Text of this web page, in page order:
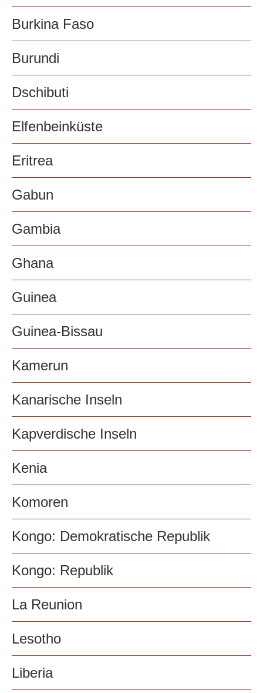
Burkina Faso
Burundi
Dschibuti
Elfenbeinküste
Eritrea
Gabun
Gambia
Ghana
Guinea
Guinea-Bissau
Kamerun
Kanarische Inseln
Kapverdische Inseln
Kenia
Komoren
Kongo: Demokratische Republik
Kongo: Republik
La Reunion
Lesotho
Liberia